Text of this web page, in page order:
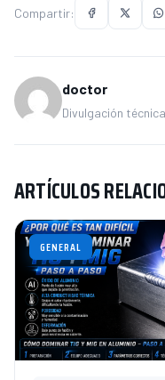
Compartir:
doctor
Divulgación
ARTÍCULOS
GENERAL